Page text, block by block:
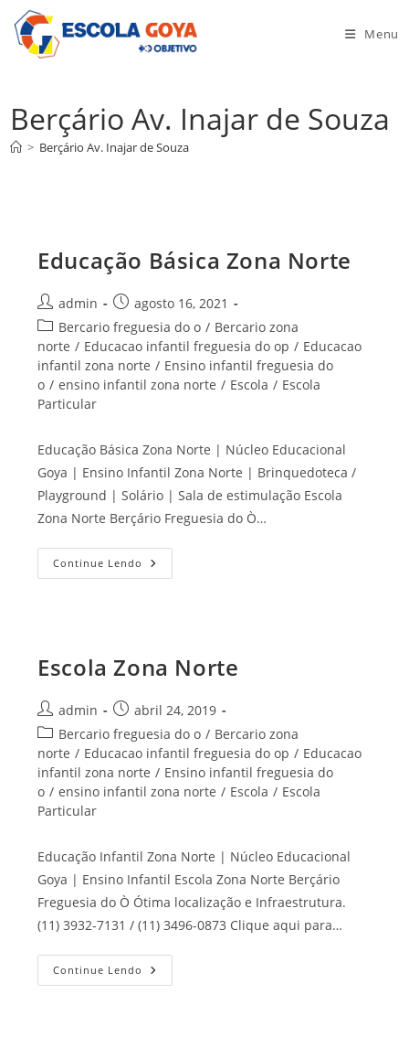
para
Menu
Berçário Av. Inajar de Souza
> Berçário Av. Inajar de Souza
Educação Básica Zona Norte
Autor
do
post:
admin
Post
publicado:
agosto 16, 2021
Categoria
do
post:
Bercario freguesia do o / Bercario zona
norte / Educacao infantil freguesia do op / Educacao
infantil zona norte / Ensino infantil freguesia do
o / ensino infantil zona norte / Escola / Escola
Particular
Educação Básica Zona Norte | Núcleo Educacional
Goya | Ensino Infantil Zona Norte | Brinquedoteca /
Playground | Solário | Sala de estimulação Escola
Zona Norte Berçário Freguesia do Ò…
Continue Lendo Educação
Básica
Escola Zona Norte
Autor
do
post:
admin
Post
publicado:
abril 24, 2019
Categoria
do
post:
Bercario freguesia do o / Bercario zona
norte / Educacao infantil freguesia do op / Educacao
infantil zona norte / Ensino infantil freguesia do
o / ensino infantil zona norte / Escola / Escola
Particular
Educação Infantil Zona Norte | Núcleo Educacional
Goya | Ensino Infantil Escola Zona Norte Berçário
Freguesia do Ò Ótima localização e Infraestrutura.
(11) 3932-7131 / (11) 3496-0873 Clique aqui para…
Continue Lendo Escola
Zona